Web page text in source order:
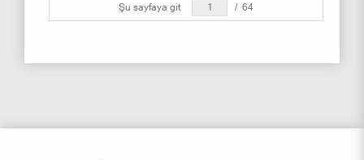
Şu sayfaya git / 64